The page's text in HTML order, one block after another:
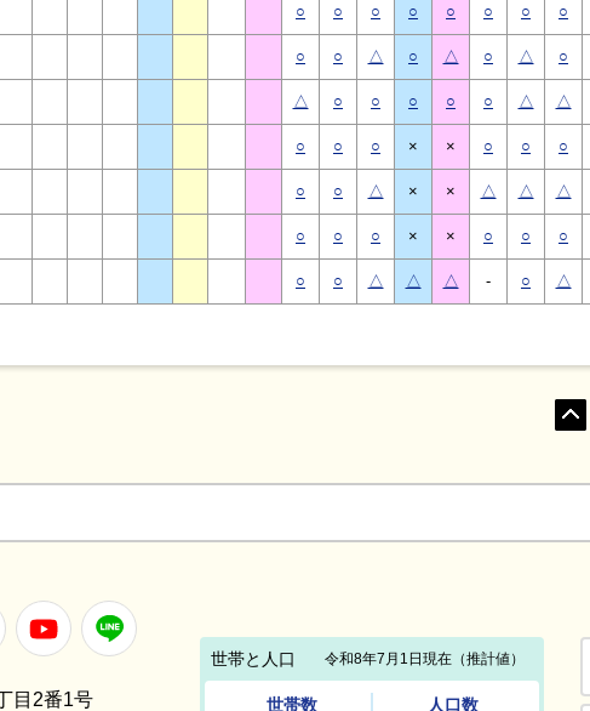
○ ○ ○ ○ ○ ○ ○ ○
○ ○ △ ○ △ ○ △ ○
△ ○ ○ ○ ○ ○ △ △
○ ○ ○ × × ○ ○ ○
○ ○ △ × × △ △ △
○ ○ ○ × × ○ ○ ○
○ ○ △ △ △ - ○ △
InstagramYoutube
目2番1号